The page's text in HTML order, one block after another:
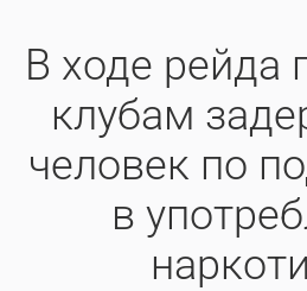
В ходе рейда
клубам
человек по
в